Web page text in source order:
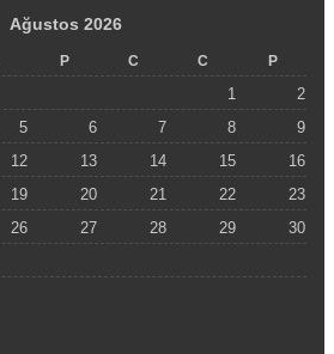
Ağustos 2026
P C C P
1
2
5 6 7 8
9
12 13 14 15
16
19 20 21 22
23
26 27 28 29
30